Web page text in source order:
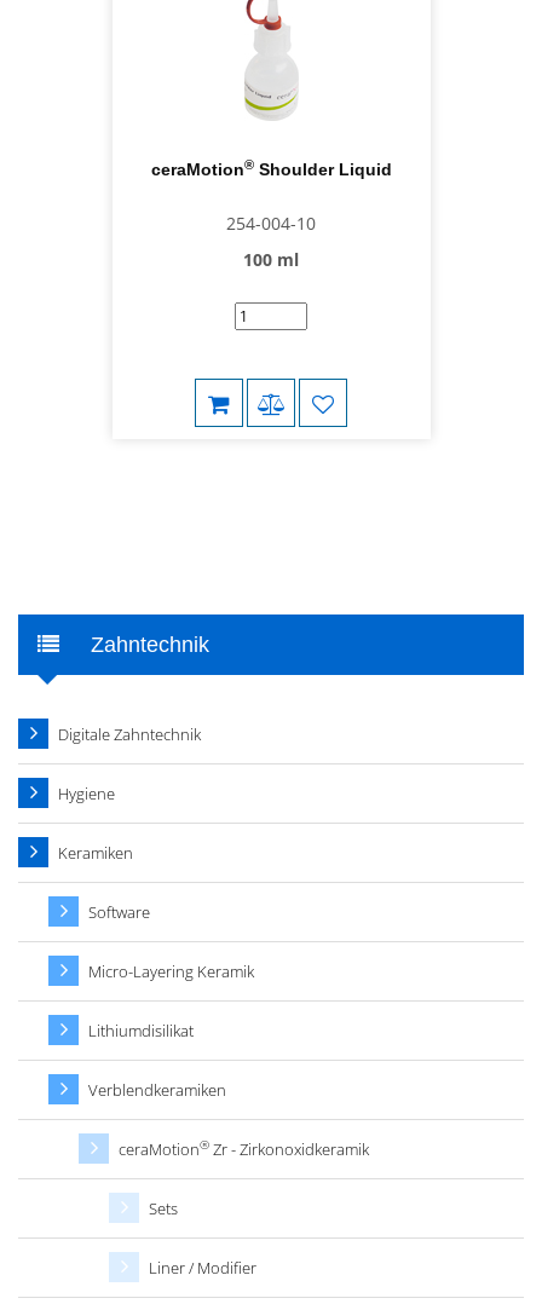
ceraMotion®Shoulder Liquid
254-004-10
100 ml
Zahntechnik
Digitale Zahntechnik
Hygiene
Keramiken
Software
Micro-Layering Keramik
Lithiumdisilikat
Verblendkeramiken
ceraMotion® Zr - Zirkonoxidkeramik
Sets
Liner / Modifier